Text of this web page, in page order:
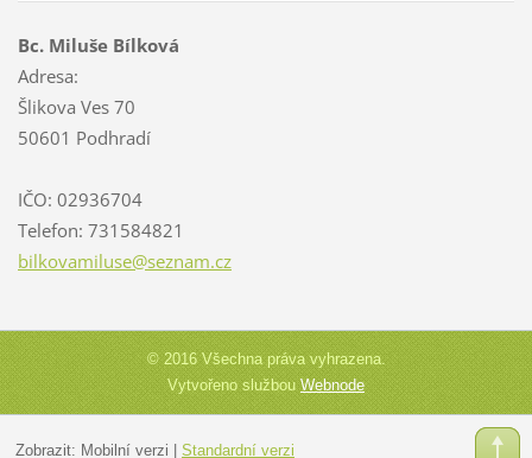
Bc. Miluše Bílková
Adresa:
Šlikova Ves 70
50601 Podhradí
IČO: 02936704
Telefon: 731584821
bilkovamiluse@seznam.cz
© 2016 Všechna práva vyhrazena.
Vytvořeno službouWebnode
Zobrazit: Mobilní verzi Standardní verzi